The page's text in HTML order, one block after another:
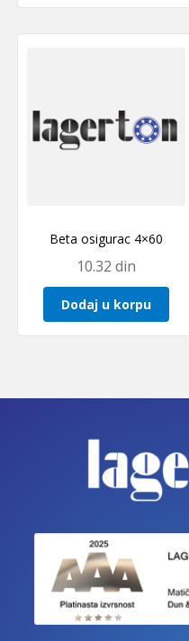
Beta osigurac 4×60
10.32 din
Dodaj u korpu